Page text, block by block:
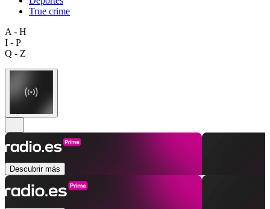
True crime
A - H
I - P
Q - Z
Descubrir más